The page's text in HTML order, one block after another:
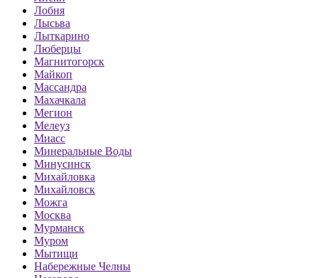
Лобня
Лысьва
Лыткарино
Люберцы
Магнитогорск
Майкоп
Массандра
Махачкала
Мегион
Мелеуз
Миасс
Минеральные Воды
Минусинск
Михайловка
Михайловск
Можга
Москва
Мурманск
Муром
Мытищи
Набережные Челны